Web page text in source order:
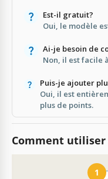
Est-il gratuit?
Oui, le modèle
Ai-je besoin de
Non, il est facile
Puis-je ajouter
Oui, il est
plus de points.
Comment
1